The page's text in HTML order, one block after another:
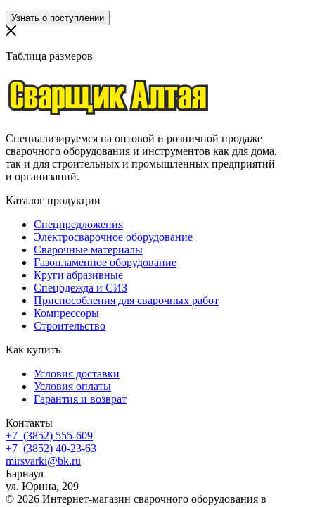
Таблица размеров
Специализируемся на оптовой и розничной продаже
сварочного оборудования и инструментов как для дома,
так и для строительных и промышленных предприятий
и организаций.
Каталог продукции
Спецпредложения
Электросварочное оборудование
Сварочные материалы
Газопламенное оборудование
Круги абразивные
Спецодежда и СИЗ
Приспособления для сварочных работ
Компрессоры
Строительство
Как купить
Условия доставки
Условия оплаты
Гарантия и возврат
Контакты
+7 (3852) 555-609
+7 (3852) 40-23-63
mirsvarki@bk.ru
Барнаул
ул. Юрина, 209
© 2026 Интернет-магазин сварочного оборудования в